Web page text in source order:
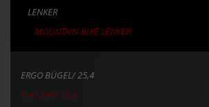
LENKER
MOUNTAIN-BIKE LENKER
ERGO BÜGEL/ 25,4
FLAT BAR/ 25,4